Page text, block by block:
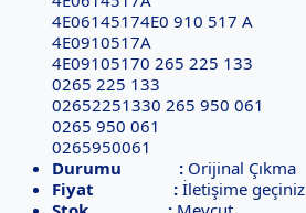
4E06145174E0 910 517 A
4E0910517A
4E09105170 265 225 133
0265 225 133
02652251330 265 950 061
0265 950 061
0265950061
Durumu :Orijinal Çıkma
Fiyat :İletişime geçiniz